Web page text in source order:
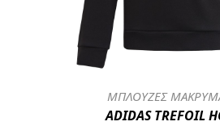
ΜΠΛΟΥΖΕΣ
ADIDAS TREFOIL